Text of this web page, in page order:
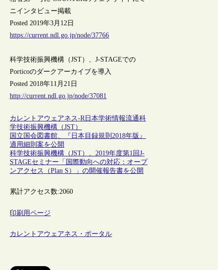
ニインタビュー掲載
Posted 2019年3月12日
https://current.ndl.go.jp/node/37766
科学技術振興機構（JST）、J-STAGEでの
Porticoのダークアーカイブを導入
Posted 2018年11月21日
http://current.ndl.go.jp/node/37081
カレントアウェアネス-R日本学術情報流通科
学技術振興機構（JST）
国立国会図書館、『日本目録規則2018年版』
適用細則案を公開
科学技術振興機構（JST）、2019年度第1回J-
STAGEセミナー「国際動向への対応：オープ
ンアクセス（Plan S）」の開催報告書を公開
累計アクセス数:2060
印刷用ページ
カレントアウェアネス・ポータル